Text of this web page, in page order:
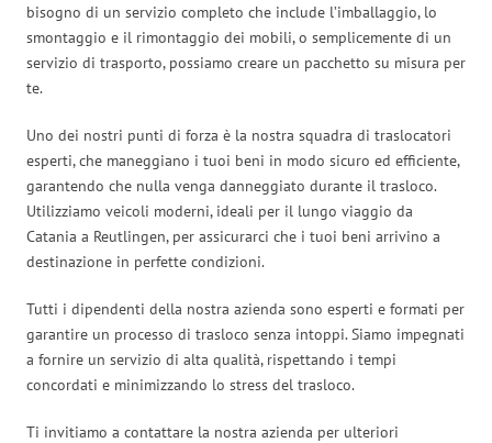
bisogno di un servizio completo che include l’imballaggio, lo
smontaggio e il rimontaggio dei mobili, o semplicemente di un
servizio di trasporto, possiamo creare un pacchetto su misura per
te.
Uno dei nostri punti di forza è la nostra squadra di traslocatori
esperti, che maneggiano i tuoi beni in modo sicuro ed efficiente,
garantendo che nulla venga danneggiato durante il trasloco.
Utilizziamo veicoli moderni, ideali per il lungo viaggio da
Catania a Reutlingen, per assicurarci che i tuoi beni arrivino a
destinazione in perfette condizioni.
Tutti i dipendenti della nostra azienda sono esperti e formati per
garantire un processo di trasloco senza intoppi. Siamo impegnati
a fornire un servizio di alta qualità, rispettando i tempi
concordati e minimizzando lo stress del trasloco.
Ti invitiamo a contattare la nostra azienda per ulteriori